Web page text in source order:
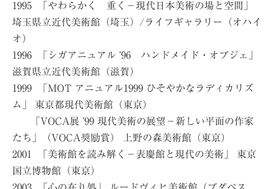
1995 「やわらかく 重く−現代日本美術の場と空間」
埼玉県立近代美術館（埼玉）/ライフギャラリー（オハイ
オ）
1996 「シガアニュアル ’96 ハンドメイド・オブジェ」
滋賀県立近代美術館（滋賀）
1999 「MOT アニュアル1999 ひそやかなラディカリズ
ム」 東京都現代美術館（東京）
「VOCA展 ’99 現代美術の展望−新しい平面の作家
たち」（VOCA奨励賞） 上野の森美術館（東京）
2001 「美術館を読み解く−表慶館と現代の美術」 東京
国立博物館（東京）